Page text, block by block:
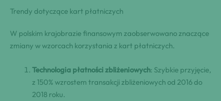
Trendy dotyczące kart płatniczych
W polskim krajobrazie finansowym zaobserwowano znaczące
zmiany w wzorcach korzystania z kart płatniczych.
Technologia płatności zbliżeniowych: Szybkie przyjęcie,
z 150% wzrostem transakcji zbliżeniowych od 2016 do
2018 roku.